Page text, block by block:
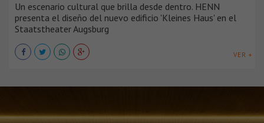
Un escenario cultural que brilla desde dentro. HENN
presenta el diseño del nuevo edificio 'Kleines Haus' en el
Staatstheater Augsburg
VER +